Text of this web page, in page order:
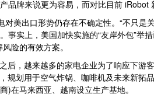
品牌来说更为容易，而对比目前 iRobot
美出口形势仍存在不确定性。“不只是
事实上，美国加快实施的“友岸外包”
险的有效方案。
，越来越多的家电企业为了响应下游
规划用于空气炸锅、咖啡机及未来新拓
)在马来西亚、越南设立生产基地。